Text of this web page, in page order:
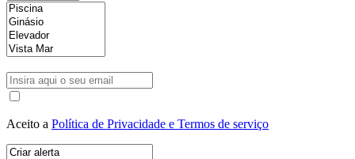
Aceito a Política de Privacidade e Termos de serviço